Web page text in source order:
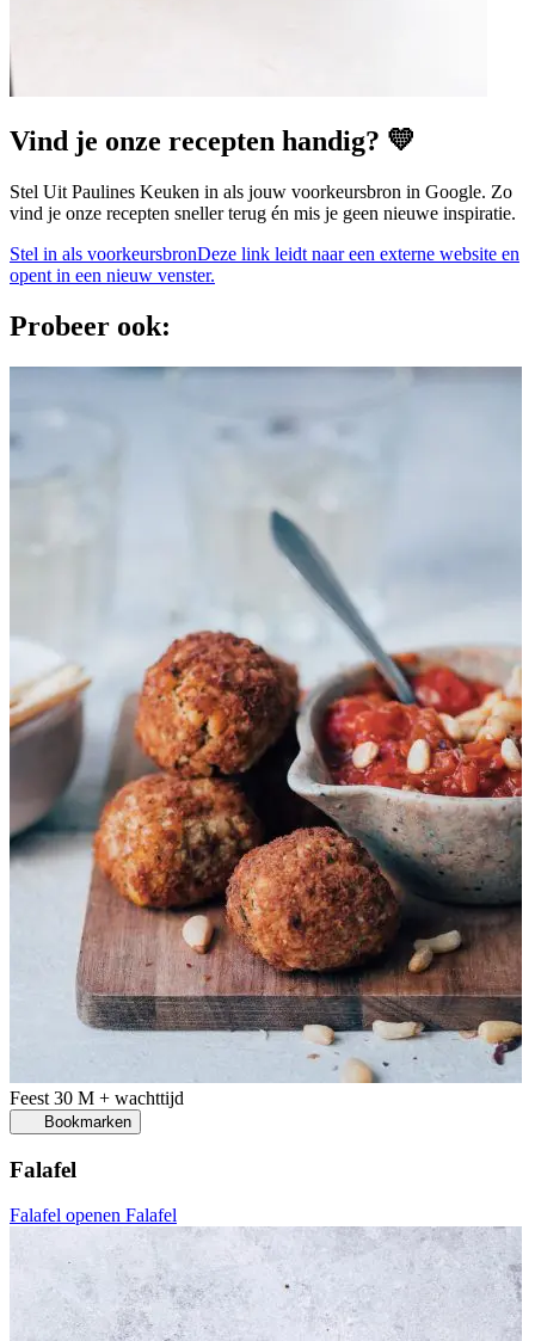
Vind je onze recepten handig? 💛
Stel Uit Paulines Keuken in als jouw voorkeursbron in Google. Zo
vind je onze recepten sneller terug én mis je geen nieuwe inspiratie.
Stel in als voorkeursbronDeze link leidt naar een externe website en
opent in een nieuw venster.
Probeer ook:
Feest 30 M + wachttijd
Bookmarken
Falafel
Falafel openen Falafel